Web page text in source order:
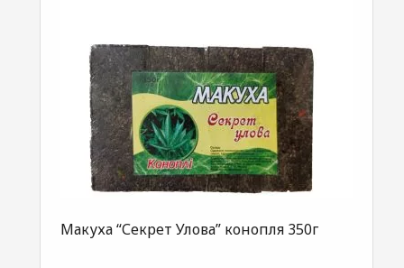
Макуха “Секрет Улова” конопля 350г